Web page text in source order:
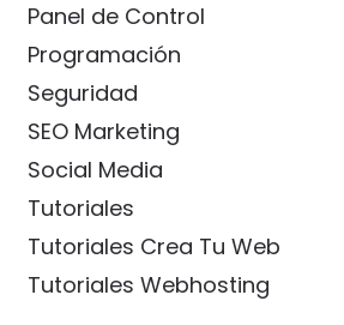
Panel de Control
Programación
Seguridad
SEO Marketing
Social Media
Tutoriales
Tutoriales Crea Tu Web
Tutoriales Webhosting